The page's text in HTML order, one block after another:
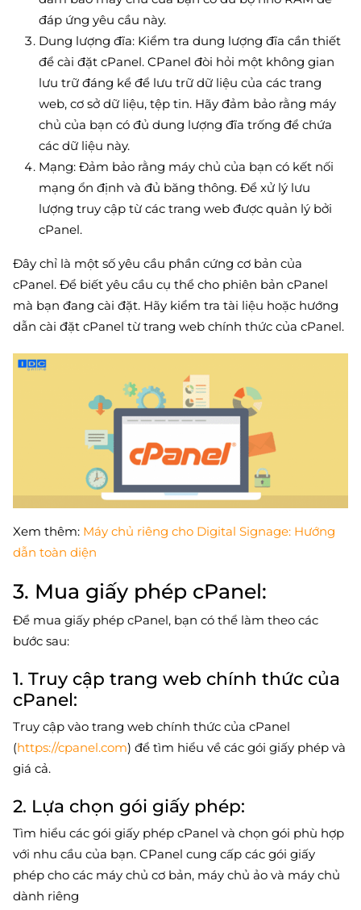
đáp ứng yêu cầu này.
Dung lượng đĩa: Kiểm tra dung lượng đĩa cần thiết
để cài đặt cPanel. CPanel đòi hỏi một không gian
lưu trữ đáng kể để lưu trữ dữ liệu của các trang
web, cơ sở dữ liệu, tệp tin. Hãy đảm bảo rằng máy
chủ của bạn có đủ dung lượng đĩa trống để chứa
các dữ liệu này.
Mạng: Đảm bảo rằng máy chủ của bạn có kết nối
mạng ổn định và đủ băng thông. Để xử lý lưu
lượng truy cập từ các trang web được quản lý bởi
cPanel.
Đây chỉ là một số yêu cầu phần cứng cơ bản của
cPanel. Để biết yêu cầu cụ thể cho phiên bản cPanel
mà bạn đang cài đặt. Hãy kiểm tra tài liệu hoặc hướng
dẫn cài đặt cPanel từ trang web chính thức của cPanel.
Xem thêm: Máy chủ riêng cho Digital Signage: Hướng
dẫn toàn diện
3. Mua giấy phép cPanel:
Để mua giấy phép cPanel, bạn có thể làm theo các
bước sau:
1. Truy cập trang web chính thức của
cPanel:
Truy cập vào trang web chính thức của cPanel
(https://cpanel.com) để tìm hiểu về các gói giấy phép và
giá cả.
2. Lựa chọn gói giấy phép:
Tìm hiểu các gói giấy phép cPanel và chọn gói phù hợp
với nhu cầu của bạn. CPanel cung cấp các gói giấy
phép cho các máy chủ cơ bản, máy chủ ảo và máy chủ
dành riêng